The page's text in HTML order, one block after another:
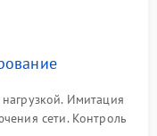
Имитация
сети. Контроль